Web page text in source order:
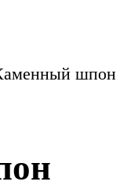
шпон